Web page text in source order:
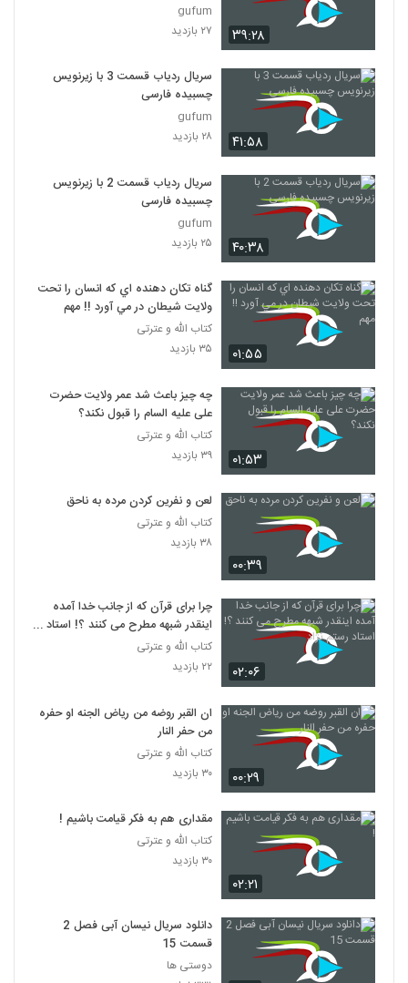
۳۹:۲۸
gufum
۲۷ بازدید
۴۱:۵۸
سریال ردیاب قسمت 3 با زیرنویس
چسبیده فارسی
gufum
۲۸ بازدید
۴۰:۳۸
سریال ردیاب قسمت 2 با زیرنویس
چسبیده فارسی
gufum
۲۵ بازدید
۰۱:۵۵
گناه تکان دهنده اي که انسان را تحت
ولايت شيطان در مي آورد !! مهم
کتاب الله و عترتی
۳۵ بازدید
۰۱:۵۳
چه چیز باعث شد عمر ولایت حضرت
علی علیه السام را قبول نکند؟
کتاب الله و عترتی
۳۹ بازدید
۰۰:۳۹
لعن و نفرين کردن مرده به ناحق
کتاب الله و عترتی
۳۸ بازدید
۰۲:۰۶
چرا برای قرآن که از جانب خدا آمده
اینقدر شبهه مطرح می کنند ؟! استاد
رستم نژاد
کتاب الله و عترتی
۲۲ بازدید
۰۰:۲۹
ان القبر روضه من ریاض الجنه او حفره
من حفر النار
کتاب الله و عترتی
۳۰ بازدید
۰۲:۲۱
مقداری هم به فکر قیامت باشیم !
کتاب الله و عترتی
۳۰ بازدید
دانلود سریال نیسان آبی فصل 2
قسمت 15
دوستی ها